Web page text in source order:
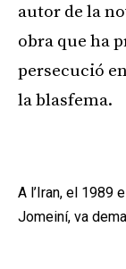
autor de la
obra que ha
persecució
la blasfema.
A l’Iran, el 1989
Jomeiní, va